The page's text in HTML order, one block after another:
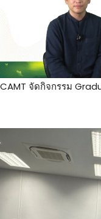
CAMT จัดกิจกรรม